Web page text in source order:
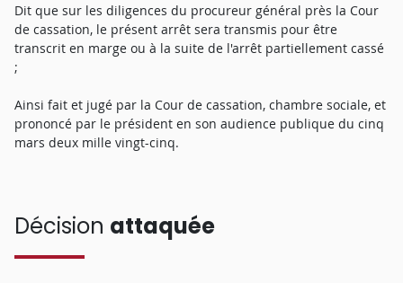
Dit que sur les diligences du procureur général près la Cour
de cassation, le présent arrêt sera transmis pour être
transcrit en marge ou à la suite de l'arrêt partiellement cassé
;
Ainsi fait et jugé par la Cour de cassation, chambre sociale, et
prononcé par le président en son audience publique du cinq
mars deux mille vingt-cinq.
Décision attaquée